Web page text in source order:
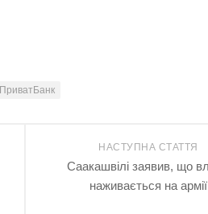
ПриватБанк
НАСТУПНА СТАТТЯ
Саакашвілі заявив, що
наживається на армії